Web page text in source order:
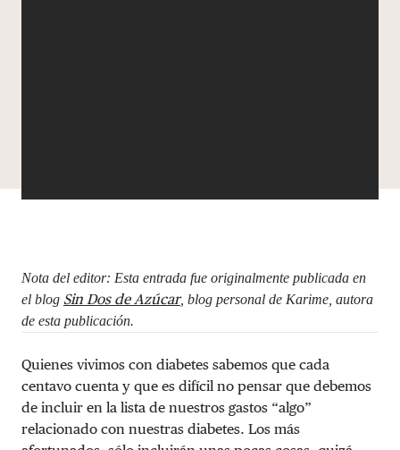
Nota del editor: Esta entrada fue originalmente publicada en
el blog Sin Dos de Azúcar, blog personal de Karime, autora
de esta publicación.
Quienes vivimos con diabetes sabemos que cada
centavo cuenta y que es difícil no pensar que debemos
de incluir en la lista de nuestros gastos “algo”
relacionado con nuestras diabetes. Los más